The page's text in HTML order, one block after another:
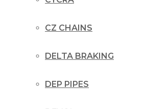
CZ CHAINS
DELTA BRAKING
DEP PIPES